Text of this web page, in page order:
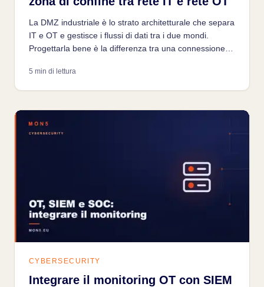
La DMZ industriale è lo strato architetturale che separa
IT e OT e gestisce i flussi di dati tra i due mondi.
Progettarla bene è la differenza tra una connessione
produzione.
5 min di lettura
CYBERSECURITY
Integrare il monitoring OT con SIEM